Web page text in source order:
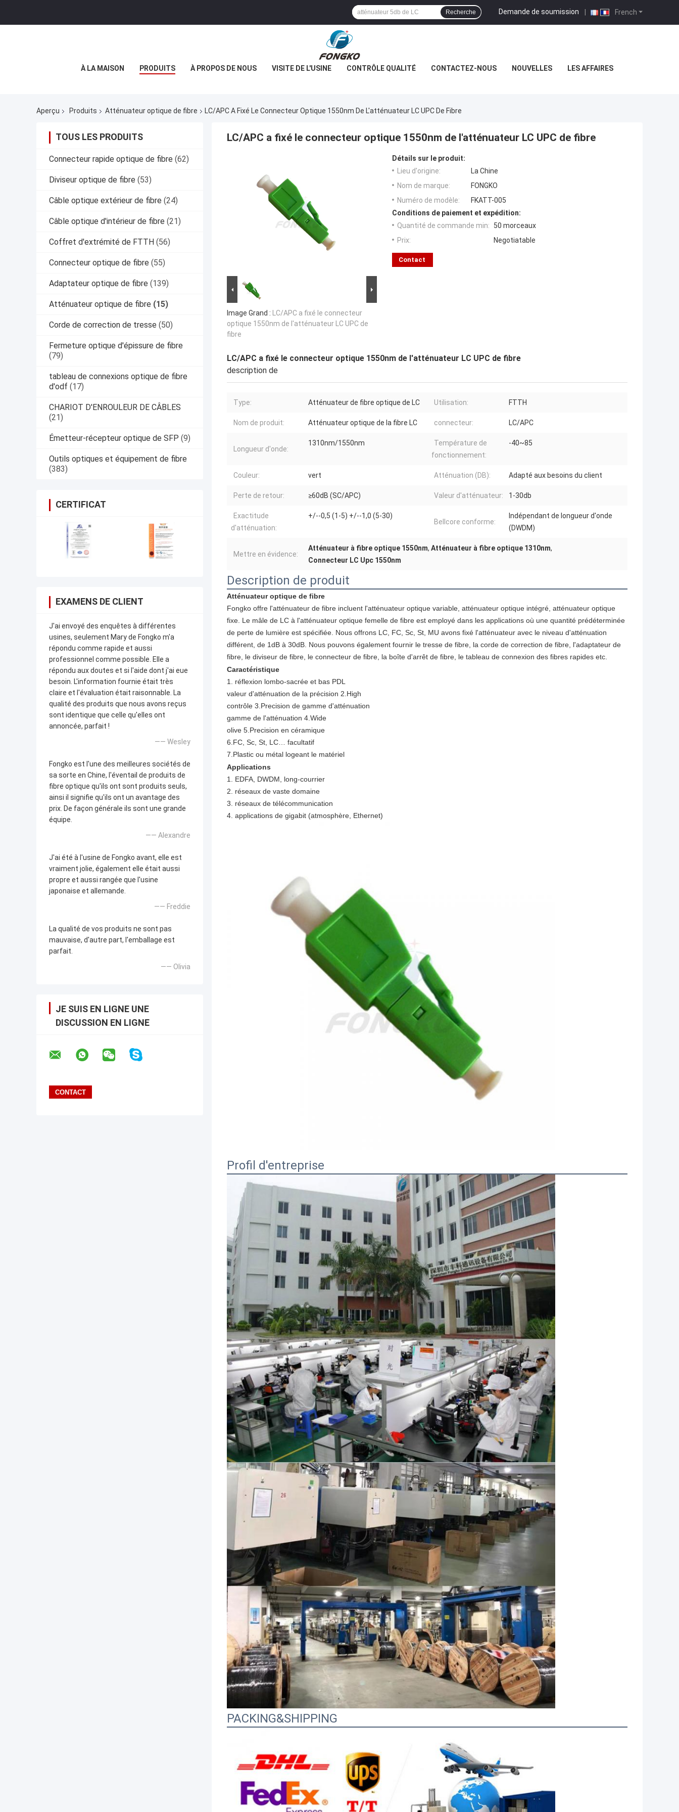
French
Demande de soumission |
Recherche
À LA MAISON PRODUITS À PROPOS DE NOUS VISITE DE L'USINE CONTRÔLE QUALITÉ CONTACTEZ-NOUS NOUVELLES LES AFFAIRES
Aperçu Produits Atténuateur optique de fibre LC/APC A Fixé Le Connecteur Optique 1550nm De L'atténuateur LC UPC De Fibre
TOUS LES PRODUITS
Connecteur rapide optique de fibre (62)
Diviseur optique de fibre (53)
Câble optique extérieur de fibre (24)
Câble optique d'intérieur de fibre (21)
Coffret d'extrémité de FTTH (56)
Connecteur optique de fibre (55)
Adaptateur optique de fibre (139)
Atténuateur optique de fibre (15)
Corde de correction de tresse (50)
Fermeture optique d'épissure de fibre
(79)
tableau de connexions optique de fibre
d'odf (17)
CHARIOT D'ENROULEUR DE CÂBLES
(21)
Émetteur-récepteur optique de SFP (9)
Outils optiques et équipement de fibre
(383)
CERTIFICAT
EXAMENS DE CLIENT
J'ai envoyé des enquêtes à différentes
usines, seulement Mary de Fongko m'a
répondu comme rapide et aussi
professionnel comme possible. Elle a
répondu aux doutes et si l'aide dont j'ai eue
besoin. L'information fournie était très
claire et l'évaluation était raisonnable. La
qualité des produits que nous avons reçus
sont identique que celle qu'elles ont
annoncée, parfait !
—— Wesley
Fongko est l'une des meilleures sociétés de
sa sorte en Chine, l'éventail de produits de
fibre optique qu'ils ont sont produits seuls,
ainsi il signifie qu'ils ont un avantage des
prix. De façon générale ils sont une grande
équipe.
—— Alexandre
J'ai été à l'usine de Fongko avant, elle est
vraiment jolie, également elle était aussi
propre et aussi rangée que l'usine
japonaise et allemande.
—— Freddie
La qualité de vos produits ne sont pas
mauvaise, d'autre part, l'emballage est
parfait.
—— Olivia
JE SUIS EN LIGNE UNE
DISCUSSION EN LIGNE
LC/APC a fixé le connecteur optique 1550nm de l'atténuateur LC UPC de fibre
Image Grand : LC/APC a fixé le connecteur
optique 1550nm de l'atténuateur LC UPC de
fibre
Détails sur le produit:
Lieu d'origine:
La Chine
Nom de marque:
FONGKO
Numéro de modèle:
FKATT-005
Conditions de paiement et expédition:
Quantité de commande min:
50 morceaux
Prix:
Negotiatable
Contact
LC/APC a fixé le connecteur optique 1550nm de l'atténuateur LC UPC de fibre
description de
Type: Atténuateur de fibre optique de LC Utilisation: FTTH
Nom de produit: Atténuateur optique de la fibre LC connecteur: LC/APC
Longueur d'onde:
1310nm/1550nm
Température de
fonctionnement:
-40~85
Couleur: vert Atténuation (DB): Adapté aux besoins du client
Perte de retour: ≥60dB (SC/APC) Valeur d'atténuateur: 1-30db
Exactitude
d'atténuation:
+/--0,5 (1-5) +/--1,0 (5-30)
Bellcore conforme:
Indépendant de longueur d'onde
(DWDM)
Mettre en évidence:
Atténuateur à fibre optique 1550nm, Atténuateur à fibre optique 1310nm,
Connecteur LC Upc 1550nm
Description de produit
Atténuateur optique de fibre
Fongko offre l'atténuateur de fibre incluent l'atténuateur optique variable, atténuateur optique intégré, atténuateur optique
fixe. Le mâle de LC à l'atténuateur optique femelle de fibre est employé dans les applications où une quantité prédéterminée
de perte de lumière est spécifiée. Nous offrons LC, FC, Sc, St, MU avons fixé l'atténuateur avec le niveau d'atténuation
différent, de 1dB à 30dB. Nous pouvons également fournir le tresse de fibre, la corde de correction de fibre, l'adaptateur de
fibre, le diviseur de fibre, le connecteur de fibre, la boîte d'arrêt de fibre, le tableau de connexion des fibres rapides etc.
Caractéristique
1. réflexion lombo-sacrée et bas PDL
valeur d'atténuation de la précision 2.High
contrôle 3.Precision de gamme d'atténuation
gamme de l'atténuation 4.Wide
olive 5.Precision en céramique
6.FC, Sc, St, LC… facultatif
7.Plastic ou métal logeant le matériel
Applications
1. EDFA, DWDM, long-courrier
2. réseaux de vaste domaine
3. réseaux de télécommunication
4. applications de gigabit (atmosphère, Ethernet)
Profil d'entreprise
PACKING&SHIPPING